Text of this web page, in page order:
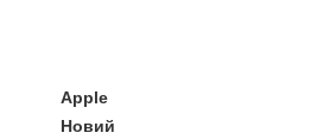
Apple
Новий